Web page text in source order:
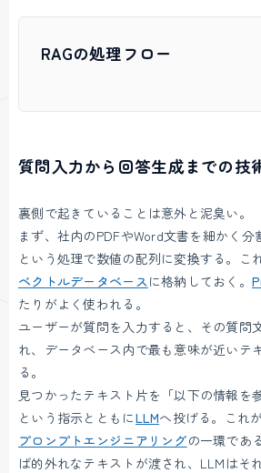
RAGの処理フロー
質問入力から回答生成までの技
裏側で起きていることは意外と泥臭い。
まず、社内のPDFやWord文書を細かく分
という処理で数値の配列に変換する。こ
ベクトルデータベース に格納しておく。
たりがよく使われる。
ユーザーが質問を入力すると、その質問
れ、データベース内で最も意味が近いテ
る。
見つかったテキスト片を「以下の情報を
という指示とともにLLMへ投げる。これ
プロンプトエンジニアリングの一環であ
ば的外れなテキストが渡され、LLMはそ